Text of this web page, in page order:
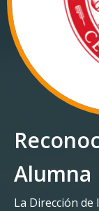
Alumna
La Dirección de